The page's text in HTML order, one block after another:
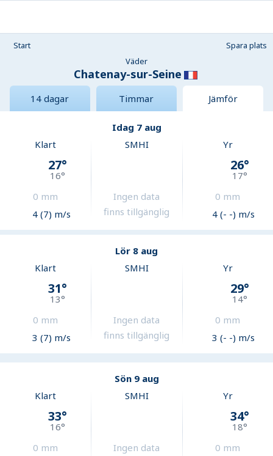
Start
Spara plats
Väder
Chatenay-sur-Seine
14 dagar Timmar Jämför
Idag 7 aug
Klart
27°
16°
0 mm
4 (7) m/s
SMHI
Ingen data
finns tillgänglig
Yr
26°
17°
0 mm
4 (- -) m/s
Lör 8 aug
Klart
31°
13°
0 mm
3 (7) m/s
SMHI
Ingen data
finns tillgänglig
Yr
29°
14°
0 mm
3 (- -) m/s
Sön 9 aug
Klart
33°
16°
0 mm
SMHI
Ingen data
Yr
34°
18°
0 mm